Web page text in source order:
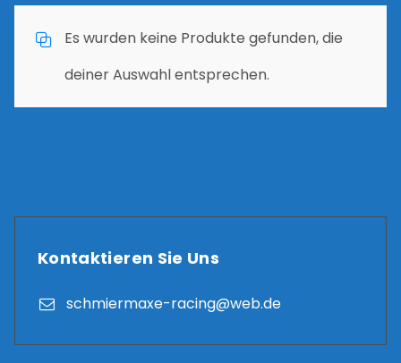
Es wurden keine Produkte gefunden, die
deiner Auswahl entsprechen.
Kontaktieren Sie Uns
schmiermaxe-racing@web.de